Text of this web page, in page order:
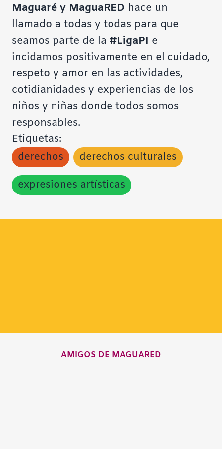
Maguaré y MaguaRED hace un
llamado a todas y todas para que
seamos parte de la #LigaPI e
incidamos positivamente en el cuidado,
respeto y amor en las actividades,
cotidianidades y experiencias de los
niños y niñas donde todos somos
responsables.
Etiquetas:
derechos
derechos culturales
expresiones artísticas
AMIGOS DE MAGUARED